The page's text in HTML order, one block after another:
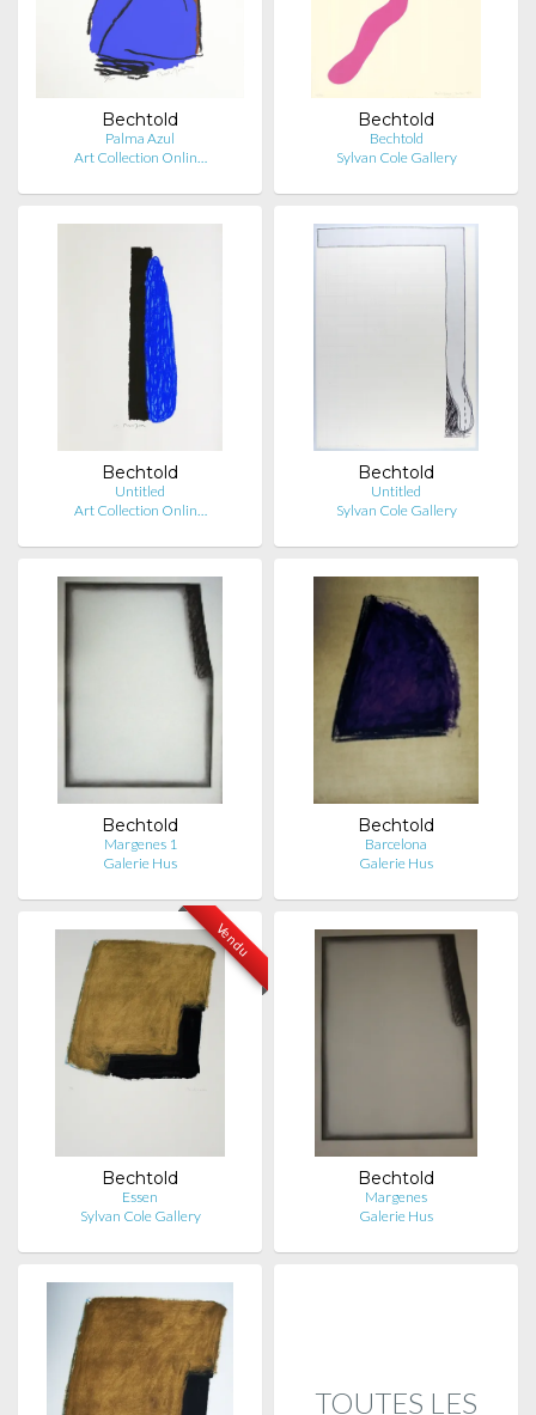
Bechtold
Palma Azul
Art Collection Onlin…
Bechtold
Bechtold
Sylvan Cole Gallery
Bechtold
Untitled
Art Collection Onlin…
Bechtold
Untitled
Sylvan Cole Gallery
Bechtold
Margenes 1
Galerie Hus
Bechtold
Barcelona
Galerie Hus
Vendu
Bechtold
Essen
Sylvan Cole Gallery
Bechtold
Margenes
Galerie Hus
TOUTES LES